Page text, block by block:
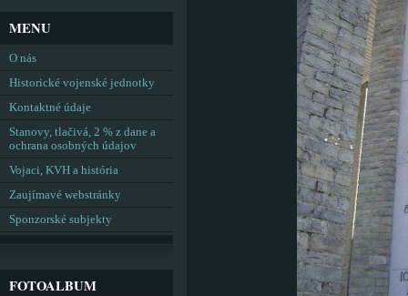
MENU
O nás
Historické vojenské jednotky
Kontaktné údaje
Stanovy, tlačivá, 2 % z dane a
ochrana osobných údajov
Vojaci, KVH a história
Zaujímavé webstránky
Sponzorské subjekty
FOTOALBUM